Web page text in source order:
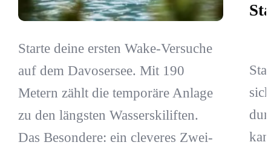
Starte deine ersten Wake-Versuche
auf dem Davosersee. Mit 190
Metern zählt die temporäre Anlage
zu den längsten Wasserskiliften.
Das Besondere: ein cleveres Zwei-